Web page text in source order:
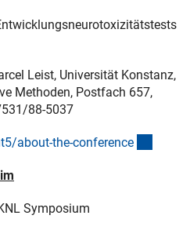
Leist, Universität Konstanz,
Methoden, Postfach 657,
88-5037
about-the-conference
Symposium